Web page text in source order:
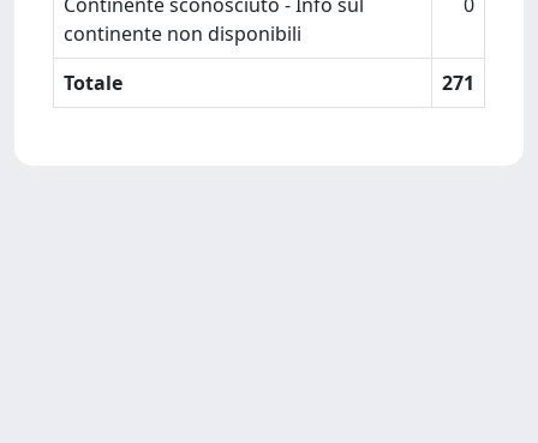
continente non disponibili
Totale 271